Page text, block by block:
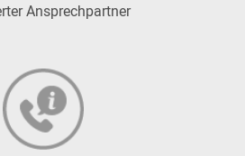
Ansprechpartner